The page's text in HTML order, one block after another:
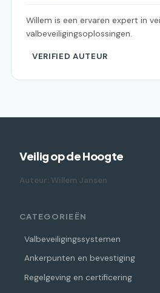
Willem is een ervaren expert in
valbeveiligingsoplossingen.
VERIFIED AUTEUR
Veilig op de Hoogte
Auteur: Willem Jansen
CATEGORIEËN
Valbeveiligingssystemen
Ankerpunten en bevestiging
Regelgeving en certificering